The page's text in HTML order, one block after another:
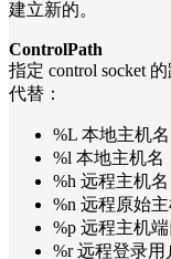
建立新的。
ControlPath
指定 control socket
代替：
%L 本地主机
%l 本地主机名
%h 远程主机
%n 远程原始
%p 远程主机端
%r 远程登录用